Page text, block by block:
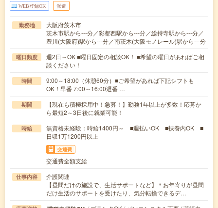
WEB登録OK 派遣
勤務地
大阪府茨木市
茨木市駅から---分／彩都西駅から---分／総持寺駅から---分／
豊川(大阪府)駅から---分／南茨木(大阪モノレール)駅から---分
曜日頻度
週2日～OK ■曜日固定の相談OK！ ■希望の曜日があればご相
談ください！
時間
9:00～18:00（休憩60分）■ご希望があれば下記シフトも
OK！早番 7:00～16:00遅番 …
期間
【現在も積極採用中！急募！】勤務1年以上が多数！応募か
ら最短2～3日後に就業可能！
時給
無資格未経験：時給1400円～ ■週払いOK ■扶養内OK ■
日収1万1200円以上
交通費
交通費全額支給
仕事内容
介護関連
【昼間だけの施設で、生活サポートなど】＊お年寄りが昼間
だけ生活のサポートを受けたり、気分転換できるデ…